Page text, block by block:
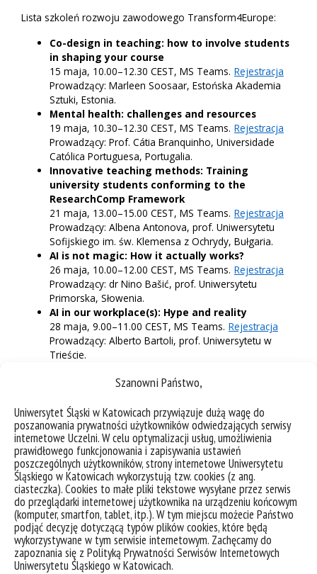
Szanowni Państwo,
Uniwersytet Śląski w Katowicach przywiązuje dużą wagę do
poszanowania prywatności użytkowników odwiedzających serwisy
internetowe Uczelni. W celu optymalizacji usług, umożliwienia
prawidłowego funkcjonowania i zapisywania ustawień
poszczególnych użytkowników, strony internetowe Uniwersytetu
Śląskiego w Katowicach wykorzystują tzw. cookies (z ang.
ciasteczka). Cookies to małe pliki tekstowe wysyłane przez serwis
do przeglądarki internetowej użytkownika na urządzeniu końcowym
(komputer, smartfon, tablet, itp.). W tym miejscu możecie Państwo
podjąć decyzję dotyczącą typów plików cookies, które będą
wykorzystywane w tym serwisie internetowym. Zachęcamy do
zapoznania się z Polityką Prywatności Serwisów Internetowych
Uniwersytetu Śląskiego w Katowicach.
Lista szkoleń rozwoju zawodowego Transform4Europe:
Co-design in teaching: how to involve students
in shaping your course
15 maja, 10.00–12.30 CEST, MS Teams. Rejestracja
Prowadzący: Marleen Soosaar, Estońska Akademia
Sztuki, Estonia.
Mental health: challenges and resources
19 maja, 10.30–12.30 CEST, MS Teams. Rejestracja
Prowadzący: Prof. Cátia Branquinho, Universidade
Católica Portuguesa, Portugalia.
Innovative teaching methods: Training
university students conforming to the
ResearchComp Framework
21 maja, 13.00–15.00 CEST, MS Teams. Rejestracja
Prowadzący: Albena Antonova, prof. Uniwersytetu
Sofijskiego im. św. Klemensa z Ochrydy, Bułgaria.
AI is not magic: How it actually works?
26 maja, 10.00–12.00 CEST, MS Teams. Rejestracja
Prowadzący: dr Nino Bašić, prof. Uniwersytetu
Primorska, Słowenia.
AI in our workplace(s): Hype and reality
28 maja, 9.00–11.00 CEST, MS Teams. Rejestracja
Prowadzący: Alberto Bartoli, prof. Uniwersytetu w
Trieście.
Jakiekolwiek inne pytania możesz wysyłać na e-mail zespołu